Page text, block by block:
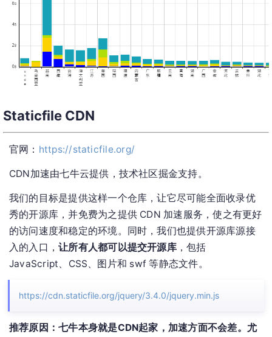
Staticfile CDN
官网： https://staticfile.org/
CDN加速由七牛云提供，技术社区掘金支持。
我们的目标是提供这样一个仓库，让它尽可能全面收录优
秀的开源库，并免费为之提供 CDN 加速服务，使之有更好
的访问速度和稳定的环境。同时，我们也提供开源库源接
入的入口，让所有人都可以提交开源库，包括
JavaScript、CSS、图片和 swf 等静态文件。
https://cdn.staticfile.org/jquery/3.4.0/jquery.min.js
推荐原因：七牛本身就是CDN起家，加速方面不会差。尤